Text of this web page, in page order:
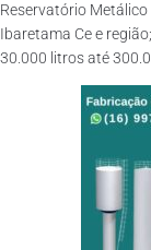
Reservatório
Ibaretama Ce e
30.000 litros até